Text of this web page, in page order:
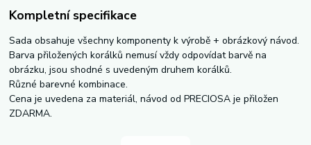
Kompletní specifikace
Sada obsahuje všechny komponenty k výrobě + obrázkový návod.
Barva přiložených korálků nemusí vždy odpovídat barvě na
obrázku, jsou shodné s uvedeným druhem korálků.
Různé barevné kombinace.
Cena je uvedena za materiál, návod od PRECIOSA je přiložen
ZDARMA.